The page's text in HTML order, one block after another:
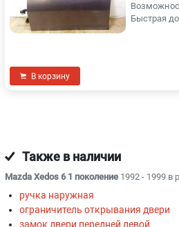
Быстрая
В корзину
Также в наличии
Mazda Xedos 6 1 поколение 1992 - 1999 в
ручка наружная
ограничитель открывания двери
замок двери передней левой